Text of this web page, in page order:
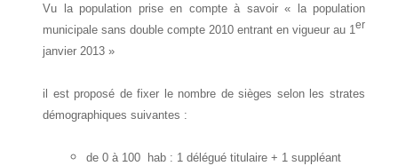
Vu la population prise en compte à savoir « la population
municipale sans double compte 2010 entrant en vigueur au 1 er
janvier 2013 »
il est proposé de fixer le nombre de sièges selon les strates
démographiques suivantes :
de 0 à 100 hab : 1 délégué titulaire + 1 suppléant